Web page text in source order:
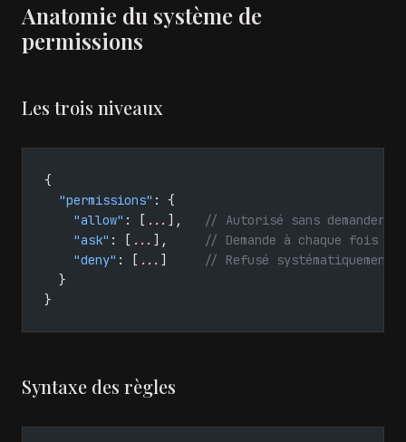
Anatomie du système de
permissions
Les trois niveaux
{
  "permissions"
: {
    "allow"
: [ ... ],
// Autorisé sans demander
    "ask"
: [ ... ],
// Demande à chaque fois
    "deny"
: [ ... ]
// Refusé systématiquement
  }
}
Syntaxe des règles